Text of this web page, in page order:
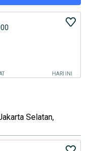
HARI INI
Selatan,